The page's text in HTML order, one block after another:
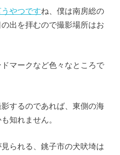
やつですね、僕は南房総の
出を拝むので撮影場所はお
マークなど色々なところで
するのであれば、東側の海
知れません。
られる、銚子市の犬吠埼は